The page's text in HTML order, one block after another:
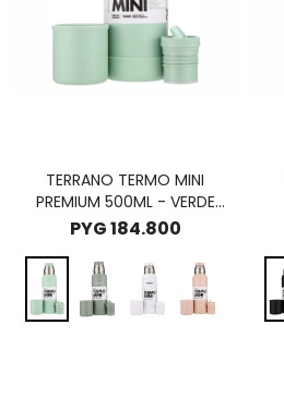
TERRANO TERMO MINI
PREMIUM 500ML - VERDE
AGUA
PYG184.800